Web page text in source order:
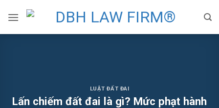
LUẬT ĐẤT ĐAI
Lấn chiếm đất đai là gì? Mức phạt hành